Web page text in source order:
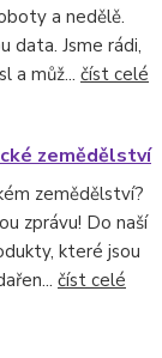
a nedělě.
data. Jsme rádi,
a můž... číst celé
zemědělství
zemědělství?
zprávu! Do naší
které jsou
číst celé